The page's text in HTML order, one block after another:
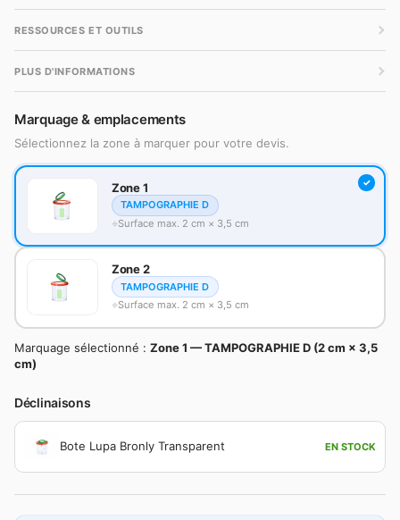
RESSOURCES ET OUTILS
PLUS D'INFORMATIONS
Marquage & emplacements
Sélectionnez la zone à marquer pour votre devis.
Zone 1
TAMPOGRAPHIE D
Surface max. 2 cm × 3,5 cm
Zone 2
TAMPOGRAPHIE D
Surface max. 2 cm × 3,5 cm
Marquage sélectionné : Zone 1 — TAMPOGRAPHIE D (2 cm × 3,5
cm)
Déclinaisons
Bote Lupa Bronly Transparent EN STOCK